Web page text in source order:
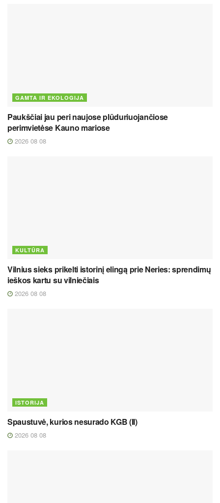
GAMTA IR EKOLOGIJA
Paukščiai jau peri naujose plūduriuojančiose
perimvietėse Kauno mariose
2026 08 08
KULTŪRA
Vilnius sieks prikelti istorinį elingą prie Neries: sprendimų
ieškos kartu su vilniečiais
2026 08 08
ISTORIJA
Spaustuvė, kurios nesurado KGB (II)
2026 08 08